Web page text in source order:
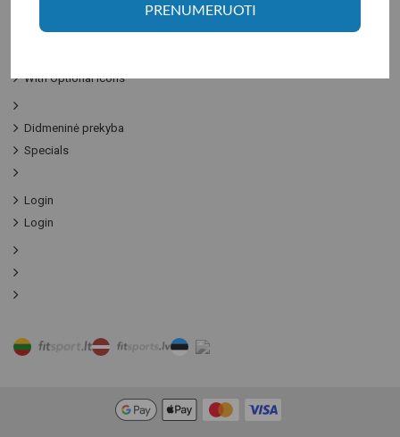
PAYMENT AND DELIVERY
FAQ
With Optional Icons
Didmeninė prekyba
Specials
Login
Login
PRENUMERUOTI